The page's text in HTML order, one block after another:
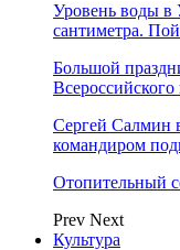
Уровень воды в
сантиметра.
Большой
Сергей Салмин
командиром
Отопительный
Prev Next
Культура